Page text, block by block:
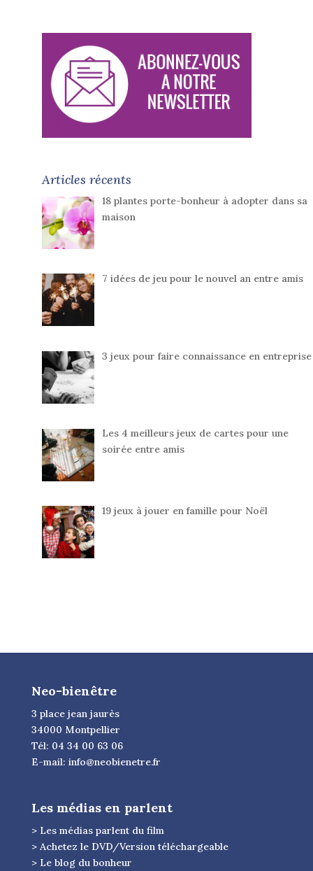
Articles récents
18 plantes porte-bonheur à adopter dans sa
maison
7 idées de jeu pour le nouvel an entre amis
3 jeux pour faire connaissance en entreprise
Les 4 meilleurs jeux de cartes pour une
soirée entre amis
19 jeux à jouer en famille pour Noël
Neo-bienêtre
3 place jean jaurès
34000 Montpellier
Tél: 04 34 00 63 06
E-mail: info@neobienetre.fr
Les médias en parlent
> Les médias parlent du film
> Achetez le DVD/Version téléchargeable
> Le blog du bonheur